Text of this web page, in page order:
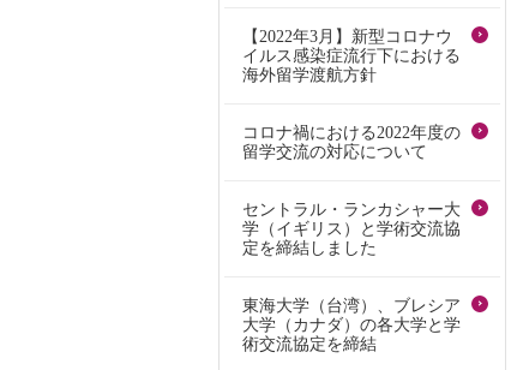
【2022年3月】新型コロナウ
イルス感染症流行下における
海外留学渡航方針
コロナ禍における2022年度の
留学交流の対応について
セントラル・ランカシャー大
学（イギリス）と学術交流協
定を締結しました
東海大学（台湾）、ブレシア
大学（カナダ）の各大学と学
術交流協定を締結